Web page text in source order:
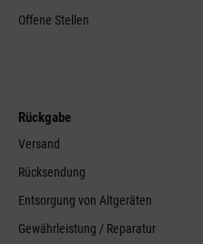
Offene Stellen
Rückgabe
Versand
Rücksendung
Entsorgung von Altgeräten
Gewährleistung / Reparatur